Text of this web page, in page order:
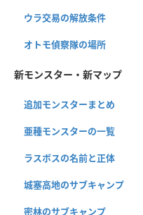
ウラ交易の解放条件
オトモ偵察隊の場所
新モンスター・新マップ
追加モンスターまとめ
亜種モンスターの一覧
ラスボスの名前と正体
城塞高地のサブキャンプ
密林のサブキャンプ